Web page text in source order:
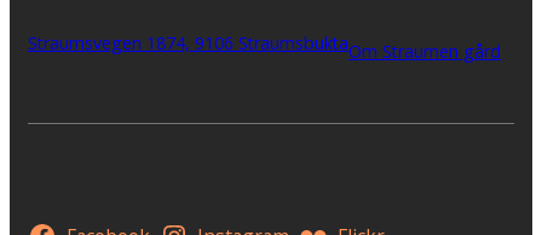
Straumsvegen 1874, 9106 StraumsbuktaOm Straumen gård